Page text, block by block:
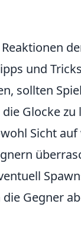
und
sollten
Glocke
Sicht
Gegner